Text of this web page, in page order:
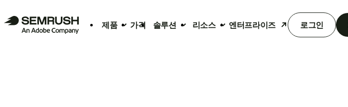
제품 가격 솔루션 리소스 엔터프라이즈 로그인